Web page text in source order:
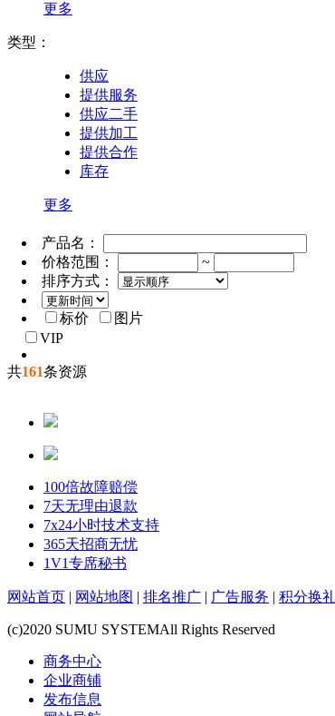
更多
类型：
供应
提供服务
供应二手
提供加工
提供合作
库存
更多
产品名：
价格范围：
~
排序方式：
标价
图片
VIP
共161条资源
100倍故障赔偿
7天无理由退款
7x24小时技术支持
365天招商无忧
1V1专席秘书
网站首页 | 网站地图 | 排名推广 | 广告服务 | 积分换
(c)2020 SUMU SYSTEMAll Rights Reserved
商务中心
企业商铺
发布信息